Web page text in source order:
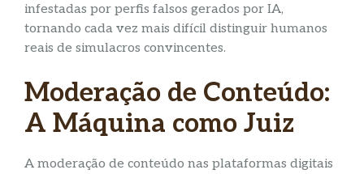
infestadas por perfis falsos gerados por IA,
tornando cada vez mais difícil distinguir humanos
reais de simulacros convincentes.
Moderação de Conteúdo:
A Máquina como Juiz
A moderação de conteúdo nas plataformas digitais